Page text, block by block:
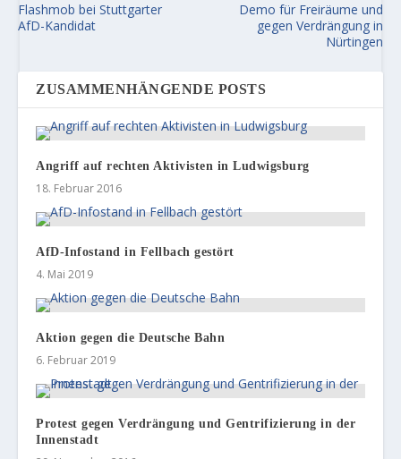
Flashmob bei Stuttgarter
AfD-Kandidat
Demo für Freiräume und
gegen Verdrängung in
Nürtingen
ZUSAMMENHÄNGENDE POSTS
Angriff auf rechten Aktivisten in Ludwigsburg
18. Februar 2016
AfD-Infostand in Fellbach gestört
4. Mai 2019
Aktion gegen die Deutsche Bahn
6. Februar 2019
Protest gegen Verdrängung und Gentrifizierung in der
Innenstadt